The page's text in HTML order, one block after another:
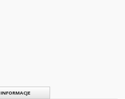
INFORMACJE